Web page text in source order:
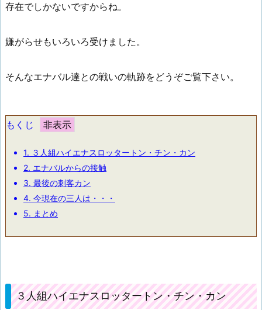
存在でしかないですからね。
嫌がらせもいろいろ受けました。
そんなエナバル達との戦いの軌跡をどうぞご覧下さい。
もくじ
1. ３人組ハイエナスロッタートン・チン・カン
2. エナバルからの接触
3. 最後の刺客カン
4. 今現在の三人は・・・
5. まとめ
３人組ハイエナスロッタートン・チン・カン